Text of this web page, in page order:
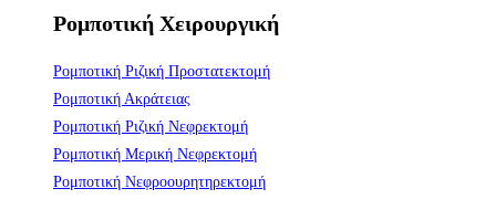
Ρομποτική Χειρουργική
Ρομποτική Ριζική Προστατεκτομή
Ρομποτική Ακράτειας
Ρομποτική Ριζική Νεφρεκτομή
Ρομποτική Μερική Νεφρεκτομή
Ρομποτική Νεφροουρητηρεκτομή